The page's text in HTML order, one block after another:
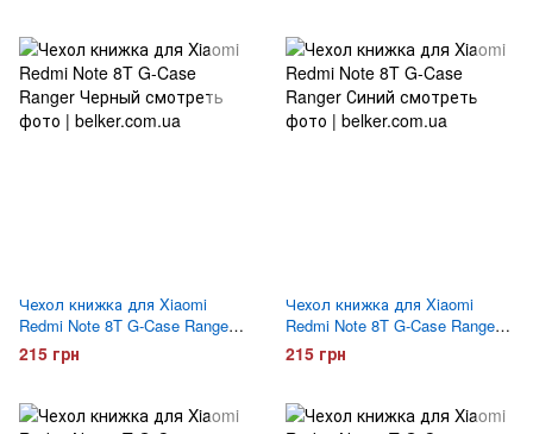
Чехол книжка для Xiaomi
Redmi Note 8T G-Case Ranger
Черный
215 грн
Чехол книжка для Xiaomi
Redmi Note 8T G-Case Ranger
Синий
215 грн